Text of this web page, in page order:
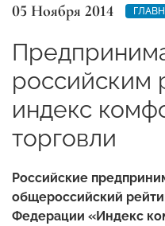
05 Ноября 2014
российским
индекс
торговли
Российские
общероссийский
Федерации «Индекс